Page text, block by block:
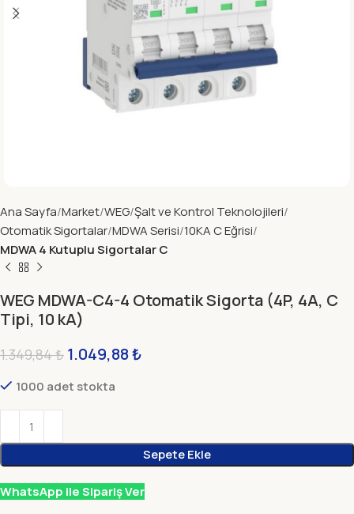
Ana Sayfa Market WEG Şalt ve Kontrol Teknolojileri
Otomatik Sigortalar MDWA Serisi 10KA C Eğrisi
MDWA 4 Kutuplu Sigortalar C
WEG MDWA-C4-4 Otomatik Sigorta (4P, 4A, C
Tipi, 10 kA)
1.349,84₺ 1.049,88₺
1000 adet stokta
Sepete Ekle
WhatsApp ile Sipariş Ver